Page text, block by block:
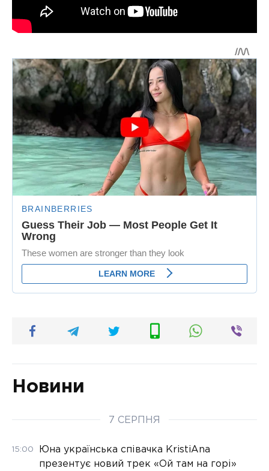
Новини
7 СЕРПНЯ
15:00
Юна українська співачка KristiAna
презентує новий трек «Ой там на горі»